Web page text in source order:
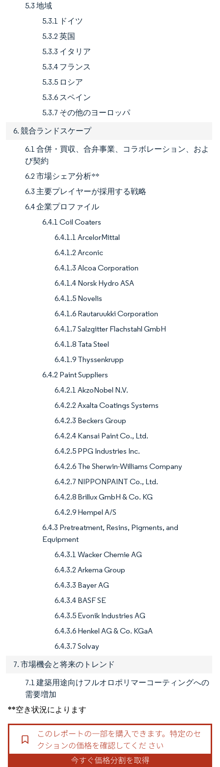
5.3 地域
5.3.1 ドイツ
5.3.2 英国
5.3.3 イタリア
5.3.4 フランス
5.3.5 ロシア
5.3.6 スペイン
5.3.7 その他のヨーロッパ
6. 競合ランドスケープ
6.1 合併・買収、合弁事業、コラボレーション、およ
び契約
6.2 市場シェア分析**
6.3 主要プレイヤーが採用する戦略
6.4 企業プロファイル
6.4.1 Coil Coaters
6.4.1.1 ArcelorMittal
6.4.1.2 Arconic
6.4.1.3 Alcoa Corporation
6.4.1.4 Norsk Hydro ASA
6.4.1.5 Novelis
6.4.1.6 Rautaruukki Corporation
6.4.1.7 Salzgitter Flachstahl GmbH
6.4.1.8 Tata Steel
6.4.1.9 Thyssenkrupp
6.4.2 Paint Suppliers
6.4.2.1 AkzoNobel N.V.
6.4.2.2 Axalta Coatings Systems
6.4.2.3 Beckers Group
6.4.2.4 Kansai Paint Co., Ltd.
6.4.2.5 PPG Industries Inc.
6.4.2.6 The Sherwin-Williams Company
6.4.2.7 NIPPONPAINT Co., Ltd.
6.4.2.8 Brillux GmbH & Co. KG
6.4.2.9 Hempel A/S
6.4.3 Pretreatment, Resins, Pigments, and
Equipment
6.4.3.1 Wacker Chemie AG
6.4.3.2 Arkema Group
6.4.3.3 Bayer AG
6.4.3.4 BASF SE
6.4.3.5 Evonik Industries AG
6.4.3.6 Henkel AG & Co. KGaA
6.4.3.7 Solvay
7. 市場機会と将来のトレンド
7.1 建築用途向けフルオロポリマーコーティングへの
需要増加
**空き状況によります